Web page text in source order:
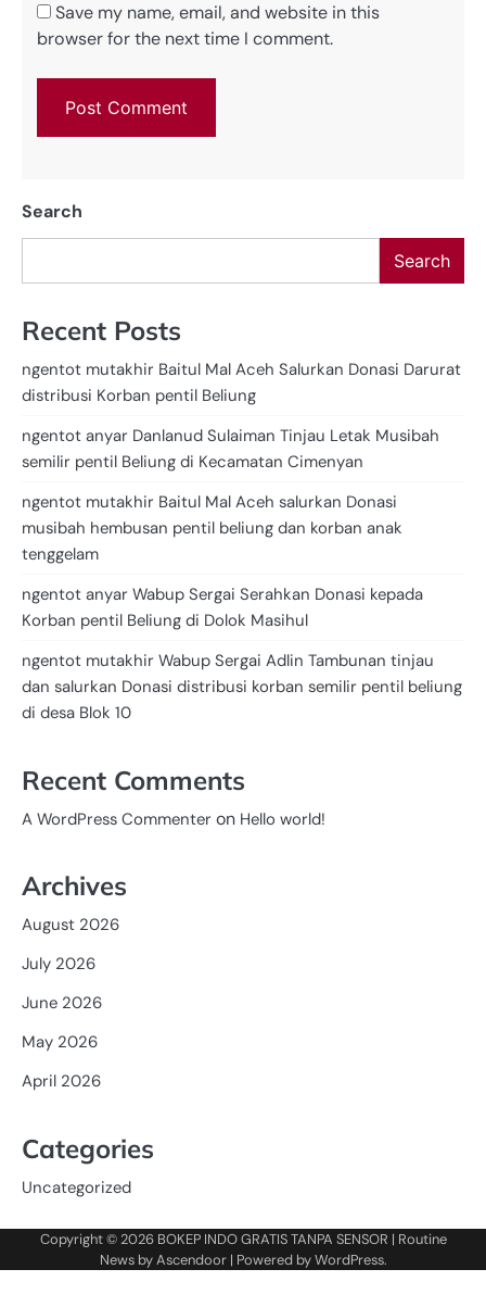
Save my name, email, and website in this
browser for the next time I comment.
Search
Search
Recent Posts
ngentot mutakhir Baitul Mal Aceh Salurkan Donasi Darurat
distribusi Korban pentil Beliung
ngentot anyar Danlanud Sulaiman Tinjau Letak Musibah
semilir pentil Beliung di Kecamatan Cimenyan
ngentot mutakhir Baitul Mal Aceh salurkan Donasi
musibah hembusan pentil beliung dan korban anak
tenggelam
ngentot anyar Wabup Sergai Serahkan Donasi kepada
Korban pentil Beliung di Dolok Masihul
ngentot mutakhir Wabup Sergai Adlin Tambunan tinjau
dan salurkan Donasi distribusi korban semilir pentil beliung
di desa Blok 10
Recent Comments
A WordPress Commenter on Hello world!
Archives
August 2026
July 2026
June 2026
May 2026
April 2026
Categories
Uncategorized
Copyright © 2026 BOKEP INDO GRATIS TANPA SENSOR | Routine
News byAscendoor| Powered byWordPress.